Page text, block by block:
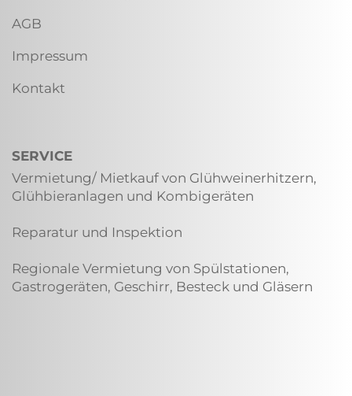
AGB
Impressum
Kontakt
SERVICE
Vermietung/ Mietkauf von Glühweinerhitzern,
Glühbieranlagen und Kombigeräten
Reparatur und Inspektion
Regionale Vermietung von Spülstationen,
Gastrogeräten, Geschirr, Besteck und Gläsern